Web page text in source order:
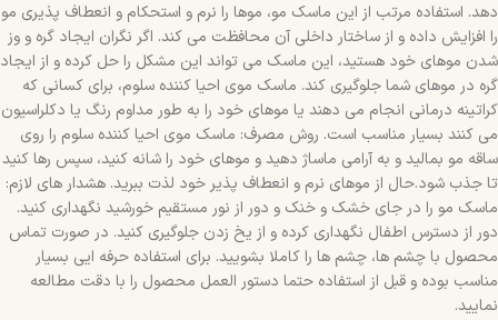
دهد. استفاده مرتب از این ماسک مو، موها را نرم و استحکام و انعطاف پذیری مو
را افزایش داده و از ساختار داخلی آن محافظت می کند. اگر نگران ایجاد گره و وز
شدن موهای خود هستید، این ماسک می تواند این مشکل را حل کرده و از ایجاد
گره در موهای شما جلوگیری کند. ماسک موی احیا کننده سلوم، برای کسانی که
کراتینه درمانی انجام می دهند یا موهای خود را به طور مداوم رنگ یا دکلراسیون
می کنند بسیار مناسب است. روش مصرف: ماسک موی احیا کننده سلوم را روی
ساقه مو بمالید و به آرامی ماساژ دهید و موهای خود را شانه کنید، سپس رها کنید
تا جذب شود.حال از موهای نرم و انعطاف پذیر خود لذت ببرید. هشدار های لازم:
ماسک مو را در جای خشک و خنک و دور از نور مستقیم خورشید نگهداری کنید.
دور از دسترس اطفال نگهداری کرده و از یخ زدن جلوگیری کنید. در صورت تماس
محصول با چشم ها، چشم ها را کاملا بشویید. برای استفاده حرفه ایی بسیار
مناسب بوده و قبل از استفاده حتما دستور العمل محصول را با دقت مطالعه
نمایید.